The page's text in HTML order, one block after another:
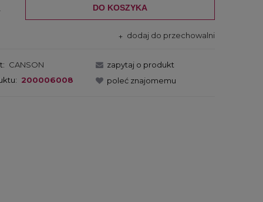
DO KOSZYKA
dodaj do przechowalni
CANSON
200006008
zapytaj o produkt
poleć znajomemu